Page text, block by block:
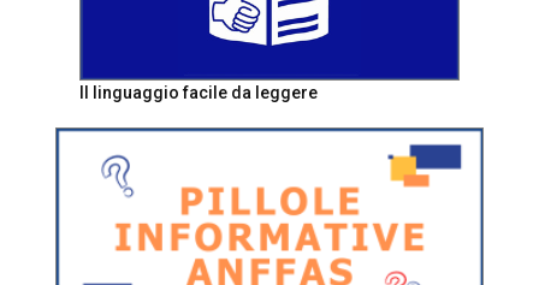
Il linguaggio facile da leggere